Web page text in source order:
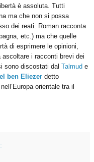
è assoluta. Tutti
ma che non si possa
dei reati. Roman racconta
etc.) ma che quelle
di esprimere le opinioni,
i racconti brevi dei
sono discostati dal Talmud e
ben Eliezer detto
orientale tra il